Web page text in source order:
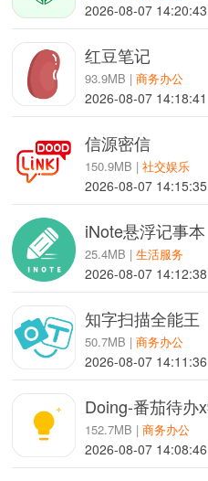
2026-08-07 14:20:43
红豆笔记
93.9MB |商务办公
2026-08-07 14:18:41
信源密信
150.9MB |社交娱乐
2026-08-07 14:15:35
iNote悬浮记事本
25.4MB |生活服务
2026-08-07 14:12:38
知字扫描全能王
50.7MB |商务办公
2026-08-07 14:11:36
152.7MB |商务办公
2026-08-07 14:08:46